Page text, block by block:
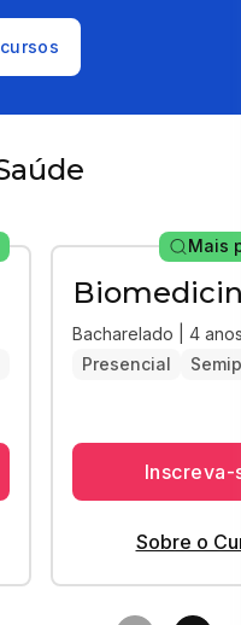
Mais
Bacharelado | 4
Presencial
Inscreva-
Sobre o